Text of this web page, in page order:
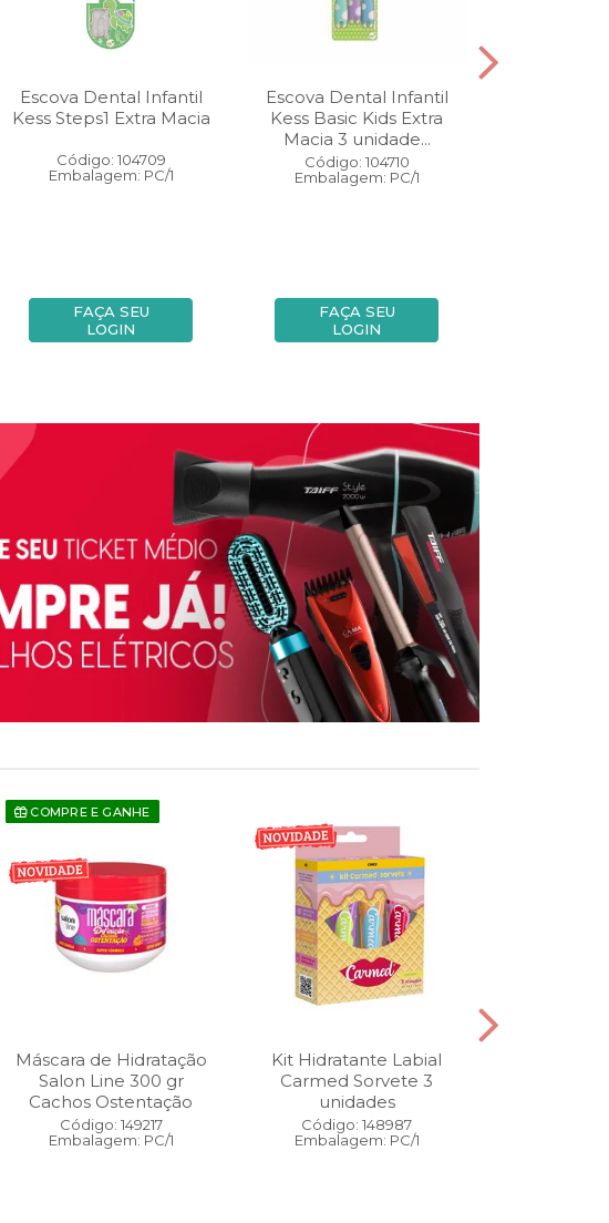
Escova Dental Infantil
Kess Steps1 Extra Macia
Código: 104709
Embalagem: PC/1
FAÇA SEU
LOGIN
Escova Dental Infantil
Kess Basic Kids Extra
Macia 3 unidade...
Código: 104710
Embalagem: PC/1
FAÇA SEU
LOGIN
COMPRE E GANHE
Máscara de Hidratação
Salon Line 300 gr
Cachos Ostentação
Código: 149217
Embalagem: PC/1
Kit Hidratante Labial
Carmed Sorvete 3
unidades
Código: 148987
Embalagem: PC/1